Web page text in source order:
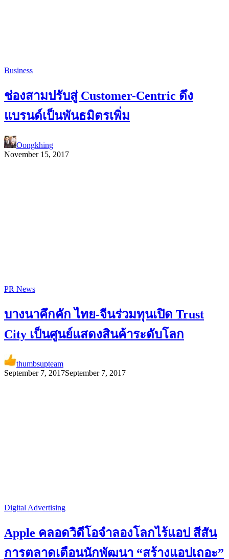
Business
ช่องสามปรับสู่ Customer-Centric ดึง
แบรนด์เป็นพันธมิตรเพิ่ม
Oongkhing
November 15, 2017
PR News
บางนาคึกคัก ไทย-จีนร่วมทุนเปิด Trust
City เป็นศูนย์แสดงสินค้าระดับโลก
thumbsupteam
September 7, 2017September 7, 2017
Digital Advertising
Apple คลอดวิดีโอจำลองโลกไร้แอป สีสัน
การตลาดเตือนนักพัฒนา “สร้างแอปเถอะ”